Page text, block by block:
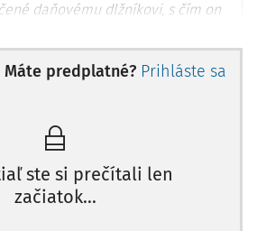
daňovému dlžníkovi, s čím on
ani jeho ručiteľovi.
Máte predplatné? Prihláste sa
ste si prečítali len
začiatok...